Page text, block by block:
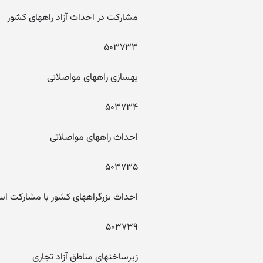
مشارکت در احداث آزاد راههای کشور
۵۰۳۷۳۳
بهسازی راههای مواصلاتی
۵۰۳۷۳۴
احداث راههای مواصلاتی
۵۰۳۷۳۵
احداث بزرگراههای کشور با مشارکت
۵۰۳۷۳۹
زیرساختهای مناطق آزاد تجاری